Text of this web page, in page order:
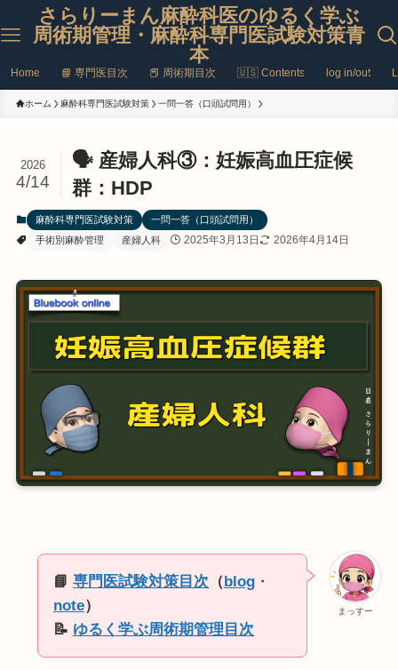
さらりーまん麻酔科医のゆるく学ぶ
周術期管理・麻酔科専門医試験対策青
本
Home 📘 専門医目次 📕 周術期目次 🇺🇸 Contents log in/out
ホーム 麻酔科専門医試験対策 一問一答（口頭試問用）
🗣️ 産婦人科③：妊娠高血圧症候
群：HDP
2026
4/14
麻酔科専門医試験対策
一問一答（口頭試問用）
手術別麻酔管理
産婦人科 2025年3月13日 2026年4月14日
まっすー
📘 専門医試験対策目次 （blog・
note）
📝 ゆるく学ぶ周術期管理目次